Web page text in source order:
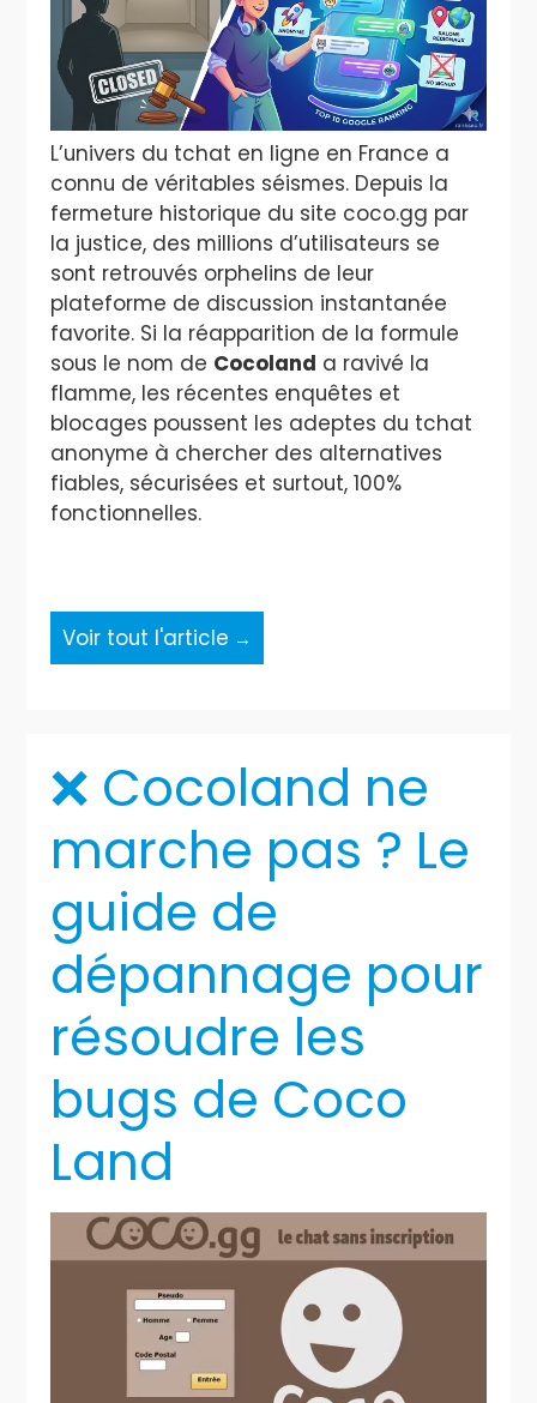
L’univers du tchat en ligne en France a
connu de véritables séismes. Depuis la
fermeture historique du site coco.gg par
la justice, des millions d’utilisateurs se
sont retrouvés orphelins de leur
plateforme de discussion instantanée
favorite. Si la réapparition de la formule
sous le nom de Cocoland a ravivé la
flamme, les récentes enquêtes et
blocages poussent les adeptes du tchat
anonyme à chercher des alternatives
fiables, sécurisées et surtout, 100%
fonctionnelles.
Voir tout l'article
❌ Cocoland ne
marche pas ? Le
guide de
dépannage pour
résoudre les
bugs de Coco
Land